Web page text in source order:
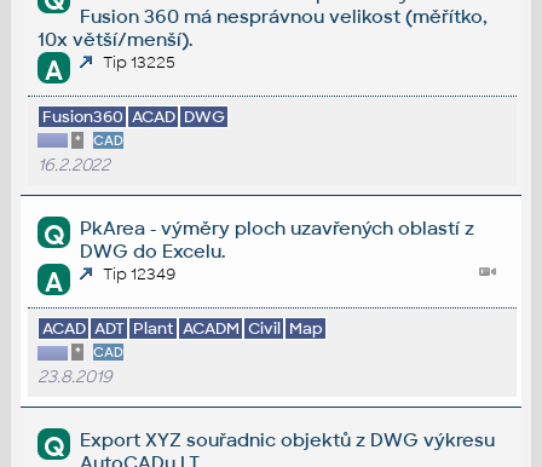
Fusion 360 má nesprávnou velikost (měřítko,
10x větší/menší).
A Tip 13225
Fusion360 ACAD DWG
* CAD
16.2.2022
Q
PkArea - výměry ploch uzavřených oblastí z
DWG do Excelu.
A Tip 12349
ACAD ADT Plant ACADM Civil Map
* CAD
23.8.2019
Q
Export XYZ souřadnic objektů z DWG výkresu